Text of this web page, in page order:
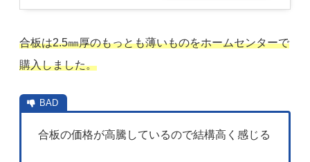
合板は2.5㎜厚のもっとも薄いものをホームセンターで
購入しました。
合板の価格が高騰しているので結構高く感じる